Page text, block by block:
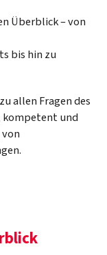
Überblick – von
bis hin zu
allen Fragen des
kompetent und